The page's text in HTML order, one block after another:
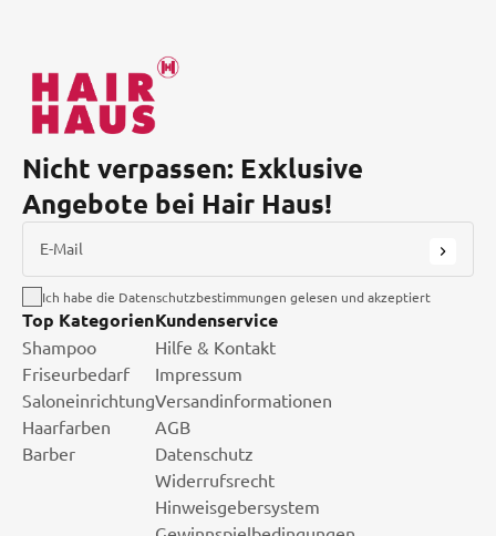
Nicht verpassen: Exklusive
Angebote bei Hair Haus!
E-Mail
Ich habe die Datenschutzbestimmungen gelesen und akzeptiert
Top Kategorien
Shampoo
Friseurbedarf
Saloneinrichtung
Haarfarben
Barber
Kundenservice
Hilfe & Kontakt
Impressum
Versandinformationen
AGB
Datenschutz
Widerrufsrecht
Hinweisgebersystem